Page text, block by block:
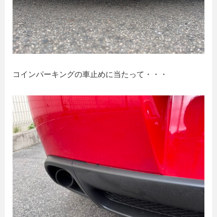
コインパーキングの車止めに当たって・・・